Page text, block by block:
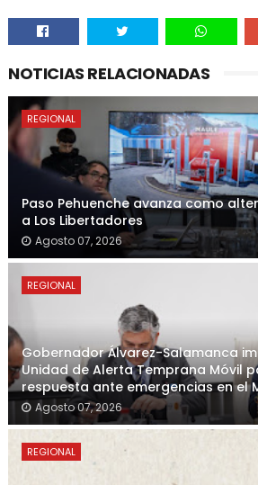
NOTICIAS RELACIONADAS
REGIONAL
Paso Pehuenche avanza como
a Los Libertadores
Agosto 07, 2026
REGIONAL
Gobernador Álvarez-Salamanca
Unidad de Alerta Temprana Móvil
respuesta ante emergencias en el
Agosto 07, 2026
REGIONAL